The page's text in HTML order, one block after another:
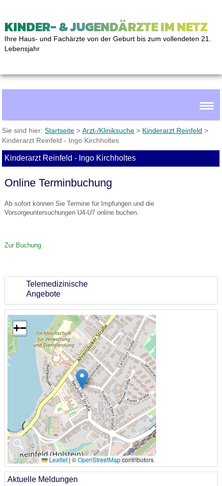
KINDER- & JUGENDÄRZTE IM NETZ
Ihre Haus- und Fachärzte von der Geburt bis zum vollendeten 21.
Lebensjahr
Sie sind hier:Startseite >Arzt-/Kliniksuche > Kinderarzt Reinfeld >
Kinderarzt Reinfeld - Ingo Kirchholtes
Kinderarzt Reinfeld - Ingo Kirchholtes
Online Terminbuchung
Ab sofort können Sie Termine für Impfungen und die
Vorsorgeuntersuchungen U4-U7 online buchen.
Zur Buchung
Telemedizinische
Angebote
🔍
+−
Leaflet|©OpenStreetMapcontributors
Aktuelle Meldungen